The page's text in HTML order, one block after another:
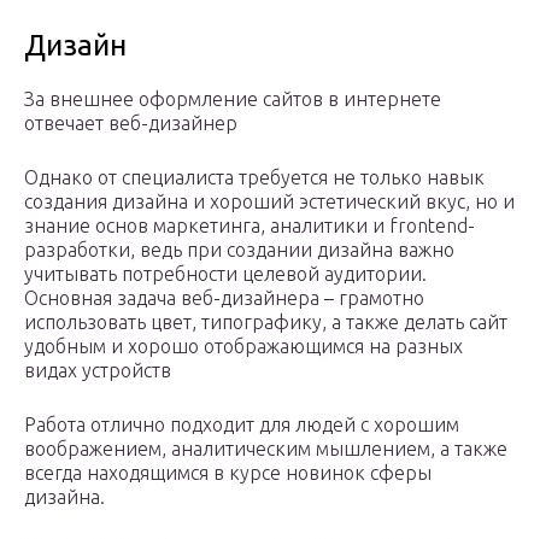
Дизайн
За внешнее оформление сайтов в интернете
отвечает веб-дизайнер
Однако от специалиста требуется не только навык
создания дизайна и хороший эстетический вкус, но и
знание основ маркетинга, аналитики и frontend-
разработки, ведь при создании дизайна важно
учитывать потребности целевой аудитории.
Основная задача веб-дизайнера – грамотно
использовать цвет, типографику, а также делать сайт
удобным и хорошо отображающимся на разных
видах устройств
Работа отлично подходит для людей с хорошим
воображением, аналитическим мышлением, а также
всегда находящимся в курсе новинок сферы
дизайна.